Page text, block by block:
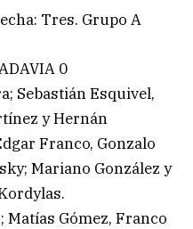
Tres. Grupo A
0
Sebastián Esquivel,
y Hernán
Franco, Gonzalo
Mariano González y
Matías Gómez, Franco